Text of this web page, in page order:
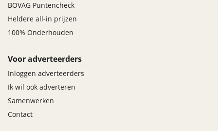
BOVAG Puntencheck
Heldere all-in prijzen
100% Onderhouden
Voor adverteerders
Inloggen adverteerders
Ik wil ook adverteren
Samenwerken
Contact